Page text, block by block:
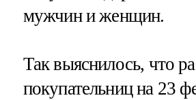
мужчин и женщин.
Так выяснилось, что
покупательниц на 23